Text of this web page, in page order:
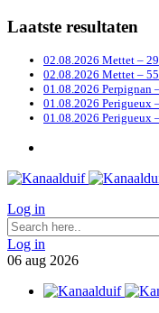
Laatste resultaten
02.08.2026 Mettet –
02.08.2026 Mettet –
01.08.2026 Perpignan
01.08.2026 Perigueux
01.08.2026 Perigueux
Log in
Log in
06 aug 2026